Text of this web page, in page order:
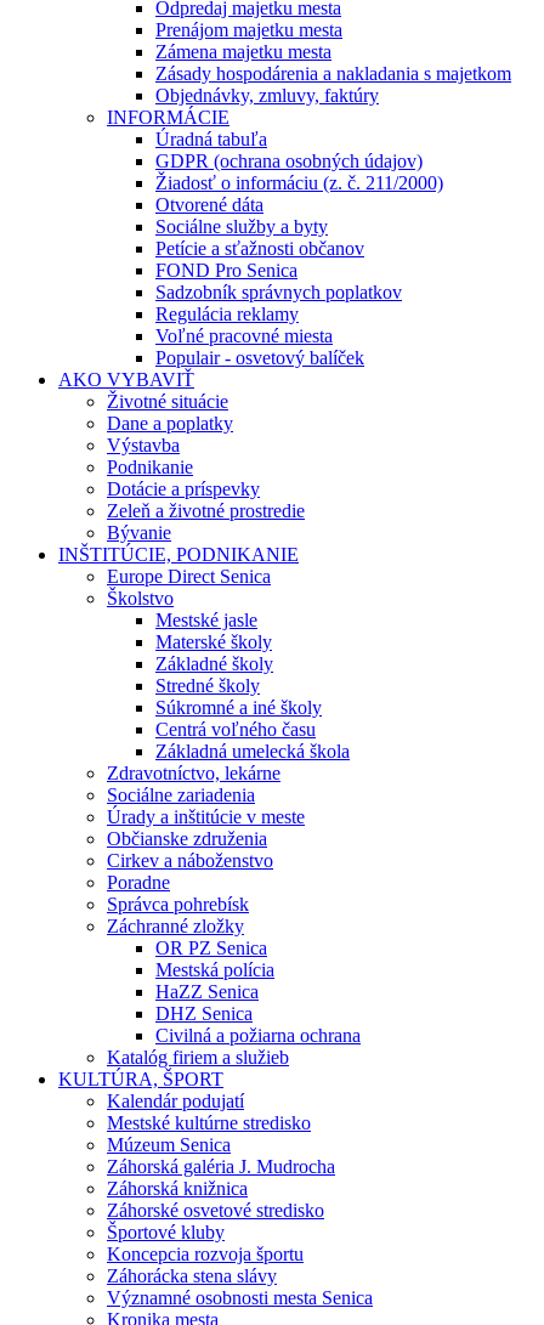
Odpredaj majetku mesta
Prenájom majetku mesta
Zámena majetku mesta
Zásady hospodárenia a nakladania s majetkom
Objednávky, zmluvy, faktúry
INFORMÁCIE
Úradná tabuľa
GDPR (ochrana osobných údajov)
Žiadosť o informáciu (z. č. 211/2000)
Otvorené dáta
Sociálne služby a byty
Petície a sťažnosti občanov
FOND Pro Senica
Sadzobník správnych poplatkov
Regulácia reklamy
Voľné pracovné miesta
Populair - osvetový balíček
AKO VYBAVIŤ
Životné situácie
Dane a poplatky
Výstavba
Podnikanie
Dotácie a príspevky
Zeleň a životné prostredie
Bývanie
INŠTITÚCIE, PODNIKANIE
Europe Direct Senica
Školstvo
Mestské jasle
Materské školy
Základné školy
Stredné školy
Súkromné a iné školy
Centrá voľného času
Základná umelecká škola
Zdravotníctvo, lekárne
Sociálne zariadenia
Úrady a inštitúcie v meste
Občianske združenia
Cirkev a náboženstvo
Poradne
Správca pohrebísk
Záchranné zložky
OR PZ Senica
Mestská polícia
HaZZ Senica
DHZ Senica
Civilná a požiarna ochrana
Katalóg firiem a služieb
KULTÚRA, ŠPORT
Kalendár podujatí
Mestské kultúrne stredisko
Múzeum Senica
Záhorská galéria J. Mudrocha
Záhorská knižnica
Záhorské osvetové stredisko
Športové kluby
Koncepcia rozvoja športu
Záhorácka stena slávy
Významné osobnosti mesta Senica
Kronika mesta